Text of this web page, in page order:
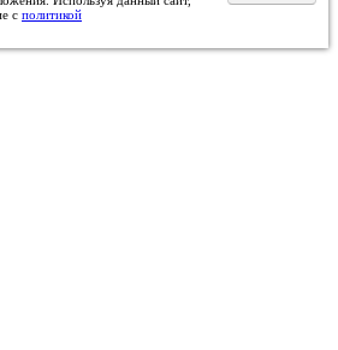
с политикой